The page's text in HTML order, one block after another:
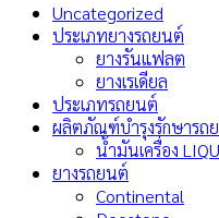
Uncategorized
ประเภทยางรถยนต์
ยางรันแฟลต
ยางเรเดียล
ประเภทรถยนต์
ผลิตภัณฑ์บำรุงรักษารถ
น้ำมันเครื่อง
ยางรถยนต์
Continental